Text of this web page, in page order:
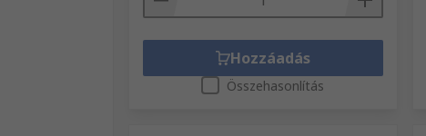
Hozzáadás
Összehasonlítás